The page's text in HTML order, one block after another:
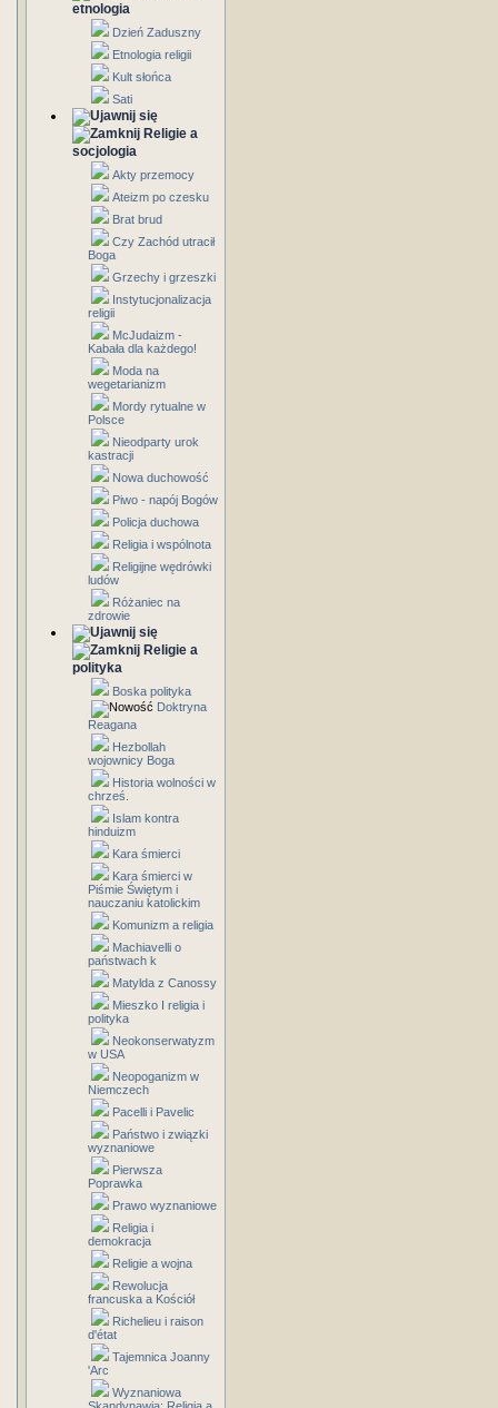
etnologia
Dzień Zaduszny
Etnologia religii
Kult słońca
Sati
Religie a
socjologia
Akty przemocy
Ateizm po czesku
Brat brud
Czy Zachód utracił
Boga
Grzechy i grzeszki
Instytucjonalizacja
religii
McJudaizm -
Kabała dla każdego!
Moda na
wegetarianizm
Mordy rytualne w
Polsce
Nieodparty urok
kastracji
Nowa duchowość
Piwo - napój Bogów
Policja duchowa
Religia i wspólnota
Religijne wędrówki
ludów
Różaniec na
zdrowie
Religie a
polityka
Boska polityka
Doktryna
Reagana
Hezbollah
wojownicy Boga
Historia wolności w
chrześ.
Islam kontra
hinduizm
Kara śmierci
Kara śmierci w
Piśmie Świętym i
nauczaniu katolickim
Komunizm a religia
Machiavelli o
państwach k
Matylda z Canossy
Mieszko I religia i
polityka
Neokonserwatyzm
w USA
Neopoganizm w
Niemczech
Pacelli i Pavelic
Państwo i związki
wyznaniowe
Pierwsza
Poprawka
Prawo wyznaniowe
Religia i
demokracja
Religie a wojna
Rewolucja
francuska a Kościół
Richelieu i raison
d'état
Tajemnica Joanny
'Arc
Wyznaniowa